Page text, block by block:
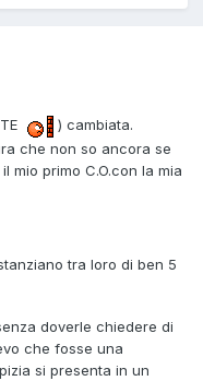
) cambiata.
che non so ancora se
mio primo C.O.con la mia
tra loro di ben 5
doverle chiedere di
che fosse una
si presenta in un